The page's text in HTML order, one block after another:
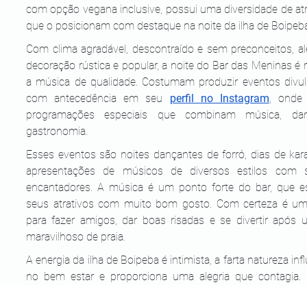
com opção vegana inclusive, possui uma diversidade de
que o posicionam com destaque na noite da ilha de
Com clima agradável, descontraído e sem preconceitos,
decoração rústica e popular, a noite do Bar das Meninas é
a música de qualidade. Costumam produzir eventos
com antecedência em seu perfil no Instagram, onde
programações especiais que combinam música,
gastronomia.
Esses eventos são noites dançantes de forró, dias de
apresentações de músicos de diversos estilos com
encantadores. A música é um ponto forte do bar, que
seus atrativos com muito bom gosto. Com certeza é
para fazer amigos, dar boas risadas e se divertir após
maravilhoso de praia.
A energia da ilha de Boipeba é intimista, a farta natureza
no bem estar e proporciona uma alegria que contagia.